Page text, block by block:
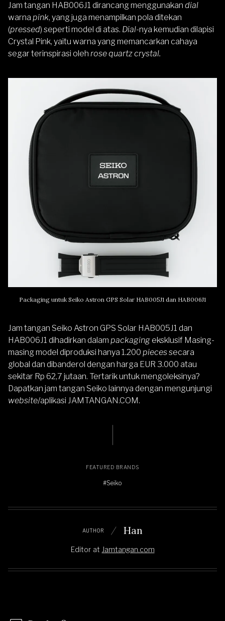
Jam tangan HAB006J1 dirancang menggunakan dial
warna pink, yang juga menampilkan pola ditekan
(pressed) seperti model di atas. Dial-nya kemudian dilapisi
Crystal Pink, yaitu warna yang memancarkan cahaya
segar terinspirasi oleh rose quartz crystal.
Packaging untuk Seiko Astron GPS Solar HAB005J1 dan HAB006J1
Jam tangan Seiko Astron GPS Solar HAB005J1 dan
HAB006J1 dihadirkan dalam packagingeksklusif Masing-
masing model diproduksi hanya 1.200 piecessecara
global dan dibanderol dengan harga EUR 3.000 atau
sekitar Rp 62,7 jutaan. Tertarik untuk mengoleksinya?
Dapatkan jam tangan Seiko lainnya dengan mengunjungi
website/aplikasi JAMTANGAN.COM.
FEATURED BRANDS
#Seiko
AUTHOR Han
Editor at Jamtangan.com